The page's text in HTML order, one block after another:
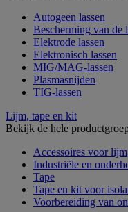
Autogeen lassen
Bescherming van de
Elektrode lassen
Elektronisch lassen
MIG/MAG-lassen
Plasmasnijden
TIG-lassen
Lijm, tape en kit
Bekijk de hele
Accessoires voor
Industriële en
Tape
Tape en kit voor
Voorbereiding van